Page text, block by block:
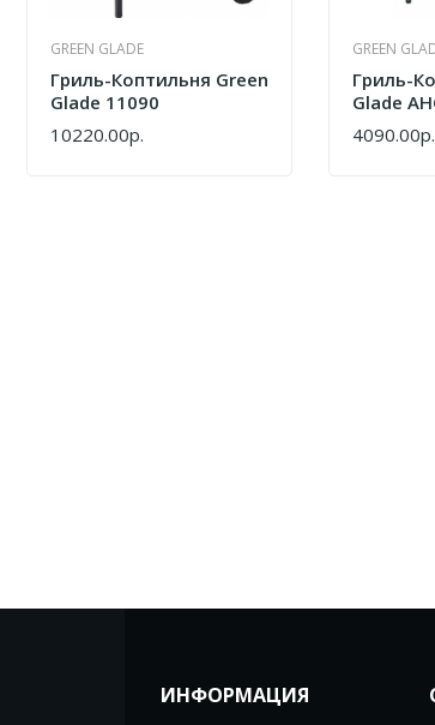
GREEN GLADE
Гриль-Коптильня Green
Glade 11090
10220.00р.
КУПИТЬ
GREEN
Гриль-
Glade
4090.00р.
КУПИТЬ
ИНФОРМАЦИЯ